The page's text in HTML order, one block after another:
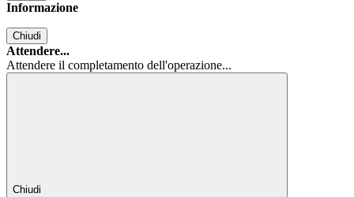
Informazione
Chiudi
Attendere...
Attendere il completamento dell'operazione...
Chiudi